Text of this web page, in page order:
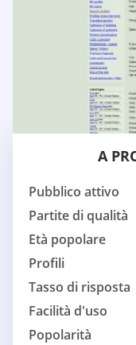
A
Pubblico attivo
Partite di qualità
Età popolare
Profili
Tasso di risposta
Facilità d'uso
Popolarità